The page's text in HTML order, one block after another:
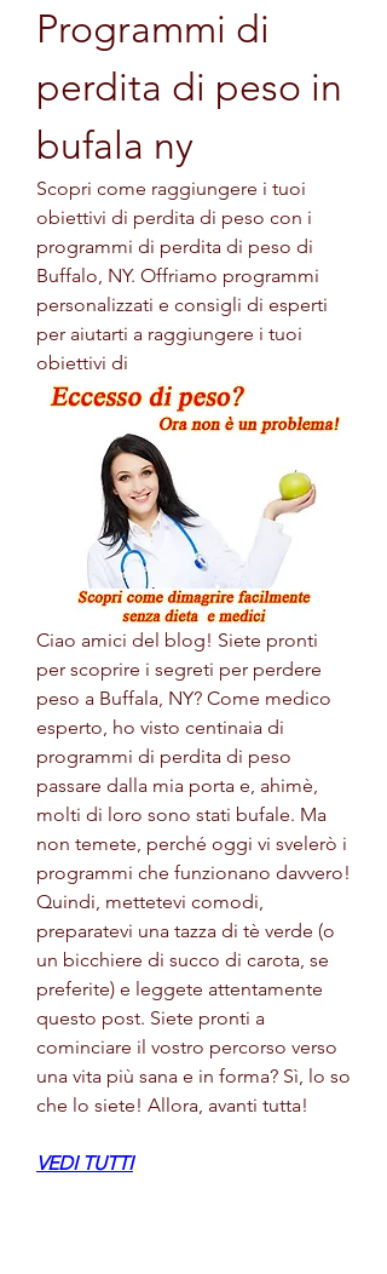
Programmi di
perdita di peso in
bufala ny
Scopri come raggiungere i tuoi
obiettivi di perdita di peso con i
programmi di perdita di peso di
Buffalo, NY. Offriamo programmi
personalizzati e consigli di esperti
per aiutarti a raggiungere i tuoi
obiettivi di
Ciao amici del blog! Siete pronti
per scoprire i segreti per perdere
peso a Buffala, NY? Come medico
esperto, ho visto centinaia di
programmi di perdita di peso
passare dalla mia porta e, ahimè,
molti di loro sono stati bufale. Ma
non temete, perché oggi vi svelerò i
programmi che funzionano davvero!
Quindi, mettetevi comodi,
preparatevi una tazza di tè verde (o
un bicchiere di succo di carota, se
preferite) e leggete attentamente
questo post. Siete pronti a
cominciare il vostro percorso verso
una vita più sana e in forma? Sì, lo so
che lo siete! Allora, avanti tutta!
VEDI TUTTI